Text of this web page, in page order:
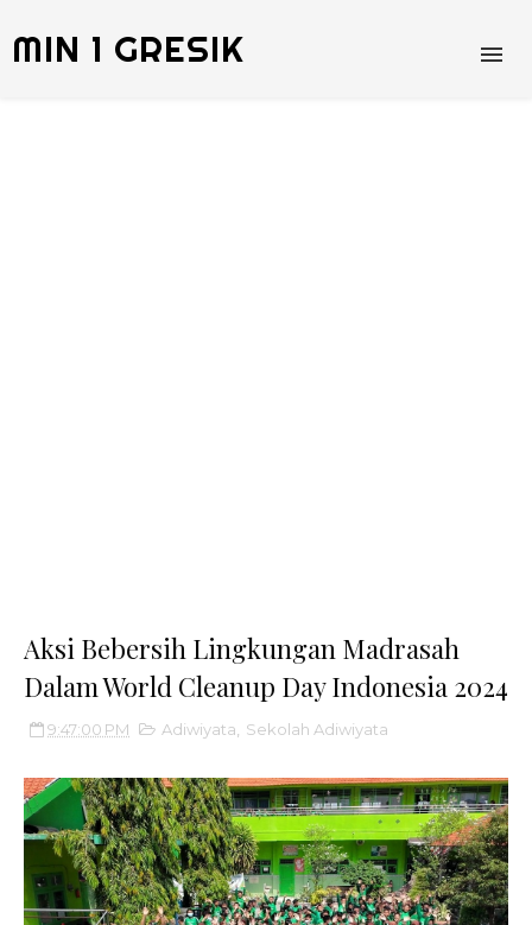
MIN 1 GRESIK
Aksi Bebersih Lingkungan Madrasah
Dalam World Cleanup Day Indonesia 2024
9:47:00 PM Adiwiyata Sekolah Adiwiyata